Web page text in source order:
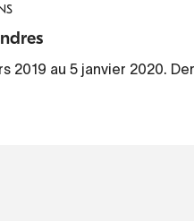
2019 au 5 janvier 2020.